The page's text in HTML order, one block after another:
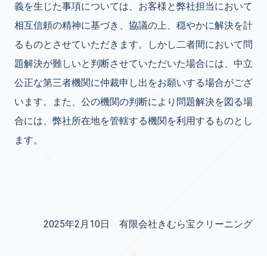
義を生じた事項については、お客様と弊社担当において
相互信頼の精神に基づき、協議の上、穏やかに解決を計
るものとさせていただきます。
しかし二者間において問
題解決が難しいと判断させていただいた場合には、中立
公正な第三者機関に仲裁申し出をお願いする場合がござ
います。また、公の機関の判断により問題解決を図る場
合には、弊社所在地を管轄する機関を利用するものとし
ます。
2025年2月10日 有限会社きむら宝クリーニング